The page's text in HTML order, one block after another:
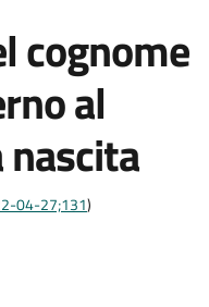
cognome
al
04-27;131)